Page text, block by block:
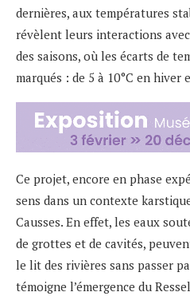
dernières, aux températures
révèlent leurs interactions
des saisons, où les écarts de
marqués : de 5 à 10°C en hiver
Ce projet, encore en phase
sens dans un contexte
Causses. En effet, les eaux
de grottes et de cavités,
le lit des rivières sans passer
témoigne l’émergence du